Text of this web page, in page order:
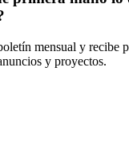
mensual y recibe
y proyectos.